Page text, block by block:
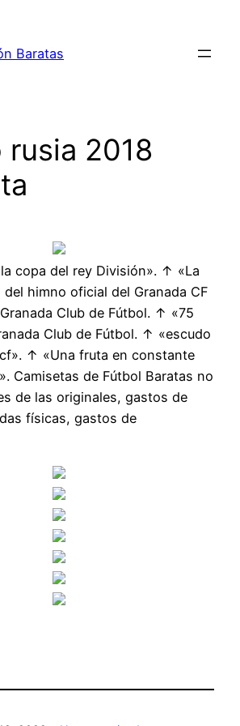
Baratas
rusia 2018
copa del rey División». ↑ «La
himno oficial del Granada CF
Club de Fútbol. ↑ «75
Club de Fútbol. ↑ «escudo
↑ «Una fruta en constante
Camisetas de Fútbol Baratas no
de las originales, gastos de
físicas, gastos de